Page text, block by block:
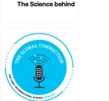
The Science behind